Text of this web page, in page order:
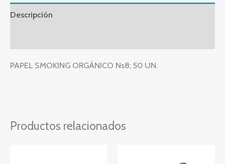
Descripción
PAPEL SMOKING ORGÁNICO Ns8; 50 UN.
Productos relacionados